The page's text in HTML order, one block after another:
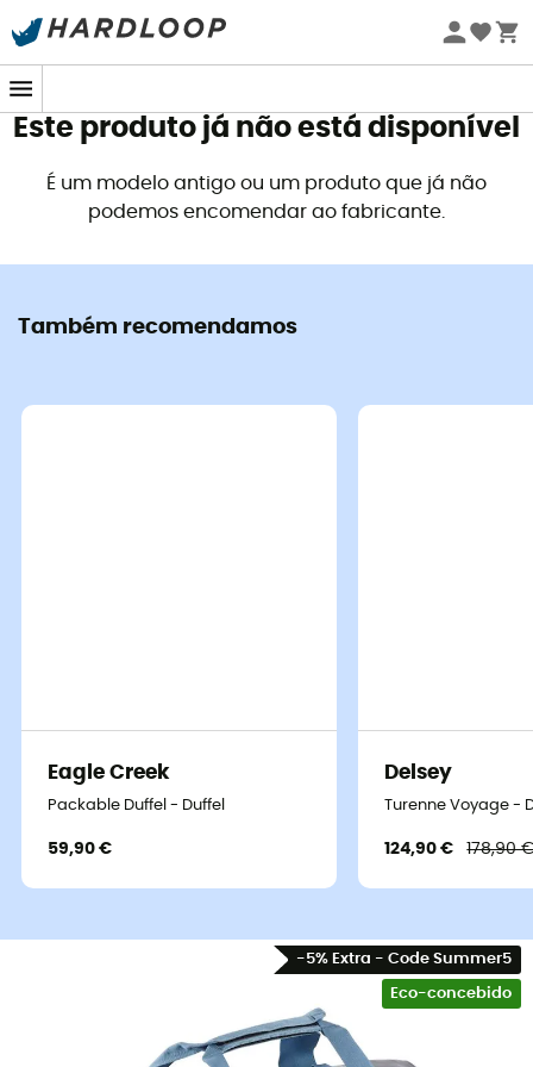
Promoções de verão 🔥 -5% EXTRA a partir de 2 produtos*
Este produto já não está disponível
É um modelo antigo ou um produto que já não
podemos encomendar ao fabricante.
Também recomendamos
Eagle Creek
Packable Duffel - Duffel
59,90 €
Delsey
Turenne Voyage -
124,90 € 178,90
-5% Extra - Code Summer5
Eco-concebido